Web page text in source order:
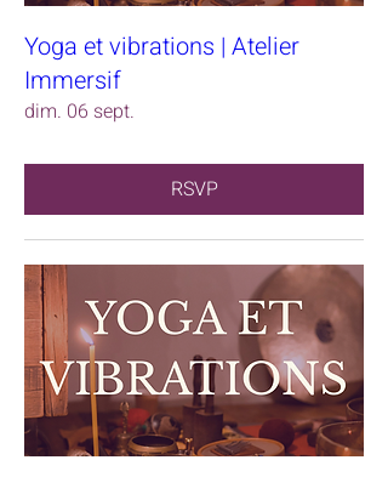
Yoga et vibrations | Atelier
Immersif
dim. 06 sept.
RSVP